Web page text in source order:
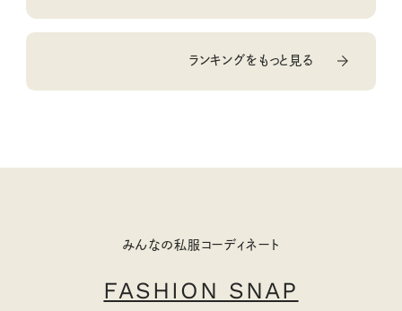
ランキングをもっと見る
みんなの私服コーディネート
FASHION SNAP